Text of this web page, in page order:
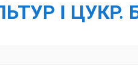
І ЦУКР.